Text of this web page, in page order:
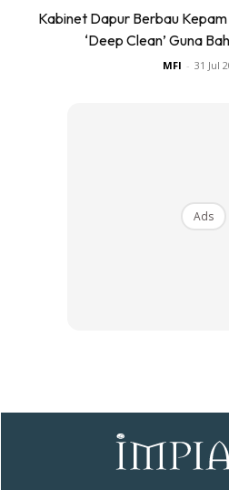
mereka dalam penyediaan
(POE) untuk kegunaan
yang Halal, industri F&B dan
yakin bahawa pensijilan ini akan
pertumbuhan perniagaan dan
Kabinet Dapur Berbau
‘Deep Clean’ Guna
MFI - 31 Jul
Ads